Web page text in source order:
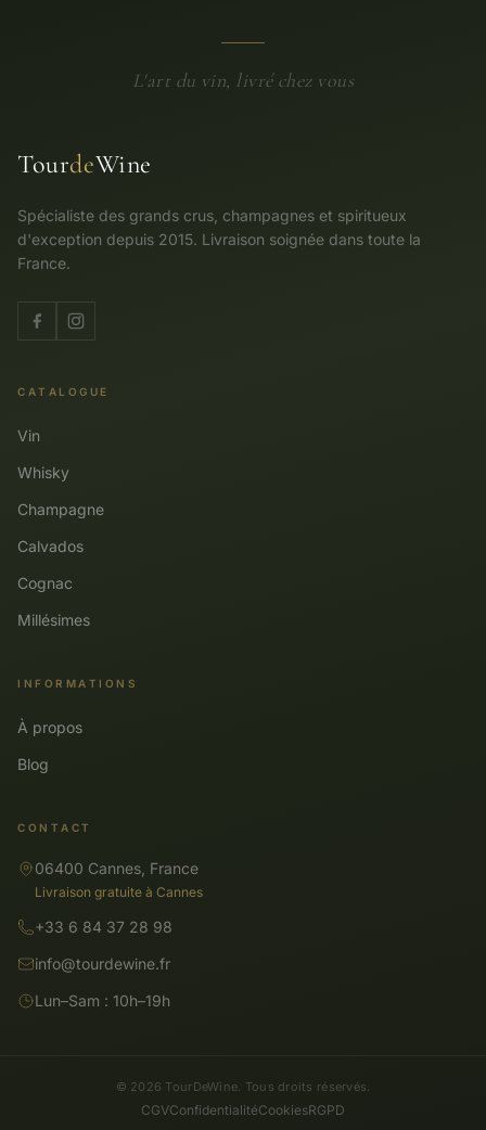
L'art du vin, livré chez vous
TourdeWine
Spécialiste des grands crus, champagnes et spiritueux
d'exception depuis 2015. Livraison soignée dans toute la
France.
CATALOGUE
Vin
Whisky
Champagne
Calvados
Cognac
Millésimes
INFORMATIONS
À propos
Blog
CONTACT
06400 Cannes, France
Livraison gratuite à Cannes
+33 6 84 37 28 98
info@tourdewine.fr
Lun–Sam : 10h–19h
© 2026 TourDeWine. Tous droits réservés.
CGVConfidentialitéCookiesRGPD